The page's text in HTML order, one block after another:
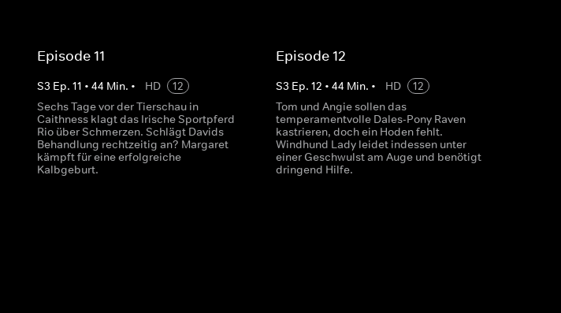
Episode 11
S3 Ep. 11 • 44 Min. • HD
12
Sechs Tage vor der Tierschau in
Caithness klagt das Irische Sportpferd
Rio über Schmerzen. Schlägt Davids
Behandlung rechtzeitig an? Margaret
kämpft für eine erfolgreiche
Kalbgeburt.
Episode 12
S3 Ep. 12 • 44 Min. • HD
12
Tom und Angie sollen das
temperamentvolle Dales-Pony Raven
kastrieren, doch ein Hoden fehlt.
Windhund Lady leidet indessen unter
einer Geschwulst am Auge und benötigt
dringend Hilfe.